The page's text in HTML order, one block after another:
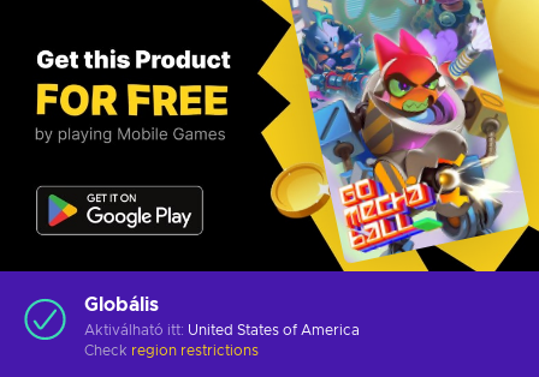
Globális
Aktiválható itt: United States of America
Check region restrictions